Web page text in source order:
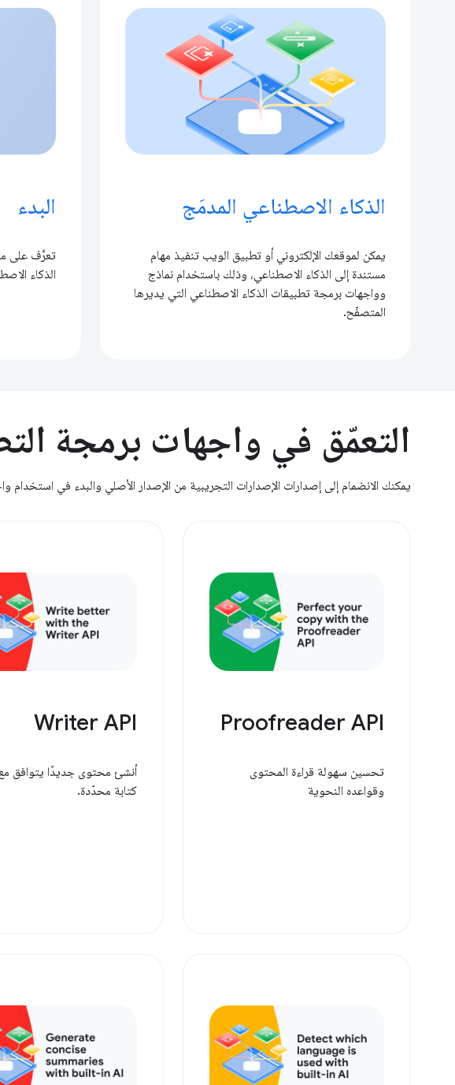
الذكاء الاصطناعي المدمَج
يمكن لموقعك الإلكتروني أو تطبيق الويب تنفيذ مهام
مستندة إلى الذكاء الاصطناعي، وذلك باستخدام نماذج
وواجهات برمجة تطبيقات الذكاء الاصطناعي التي يديرها
المتصفّح.
البدء
تعرَّف على
الذكاء
التعمّق في واجهات برمجة
يمكنك الانضمام إلى إصدارات الإصدارات التجريبية من الإصدار الأصلي والبدء في استخدام
Proofreader API
تحسين سهولة قراءة المحتوى
وقواعده النحوية
Writer API
أنشئ محتوى جديدًا يتوافق
كتابة محدّدة.